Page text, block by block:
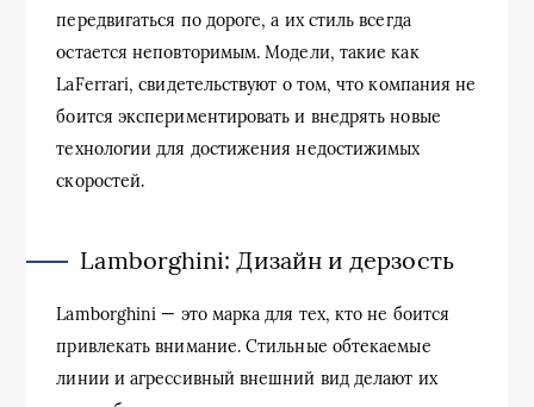
передвигаться по дороге, а их стиль всегда
остается неповторимым. Модели, такие как
LaFerrari, свидетельствуют о том, что компания не
боится экспериментировать и внедрять новые
технологии для достижения недостижимых
скоростей.
Lamborghini: Дизайн и дерзость
Lamborghini — это марка для тех, кто не боится
привлекать внимание. Стильные обтекаемые
линии и агрессивный внешний вид делают их